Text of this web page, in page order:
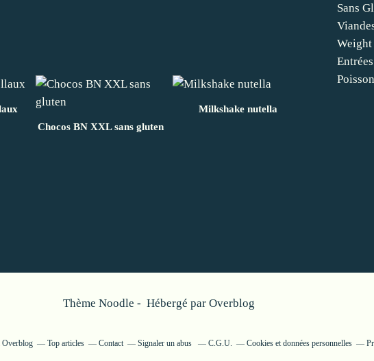
Chocos BN XXL sans gluten
Milkshake nutella
Sans
Weight
Entrées
Thème Noodle - Hébergé par Overblog
Top articles Contact Signaler un abus C.G.U. Cookies et données personnelles